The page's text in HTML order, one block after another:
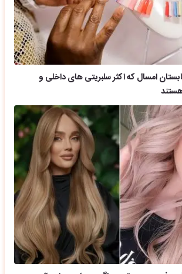
امسال که اکثر سلبریتی های داخلی و